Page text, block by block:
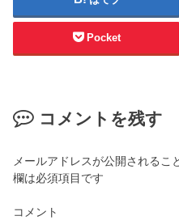
Pocket
コメントを残す
メールアドレスが公開されるこ
欄は必須項目です
コメント